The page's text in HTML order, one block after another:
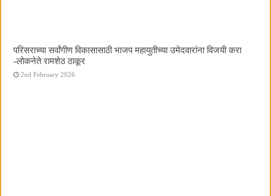
परिसराच्या सर्वांगीण विकासासाठी भाजप महायुतीच्या उमेदवारांना विजयी करा
-लोकनेते रामशेठ ठाकूर
2nd February 2026